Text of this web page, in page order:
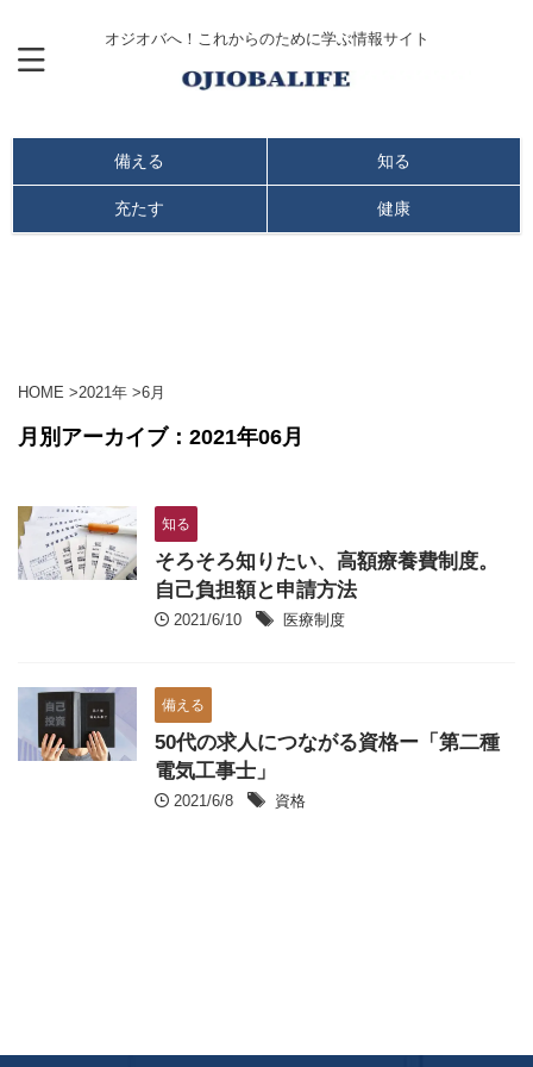
オジオバへ！これからのために学ぶ情報サイト
備える 知る
充たす 健康
HOME >2021年 >6月
月別アーカイブ：2021年06月
知る
そろそろ知りたい、高額療養費制度。
自己負担額と申請方法
2021/6/10 医療制度
備える
50代の求人につながる資格ー「第二種
電気工事士」
2021/6/8 資格